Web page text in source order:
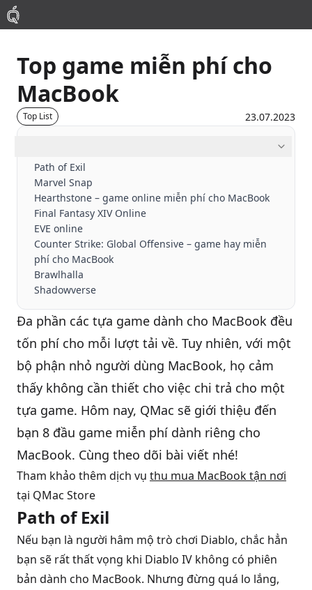
Mac
MacBook Pro
Phụ Kiện
Thu Mua
Sửa Chữa
Thay Linh Kiện
QBlog
Top game miễn phí cho
MacBook
Top List 23.07.2023
Path of Exil
Marvel Snap
Hearthstone – game online miễn phí cho MacBook
Final Fantasy XIV Online
EVE online
Counter Strike: Global Offensive – game hay miễn
phí cho MacBook
Brawlhalla
Shadowverse
Đa phần các tựa game dành cho MacBook đều
tốn phí cho mỗi lượt tải về. Tuy nhiên, với một
bộ phận nhỏ người dùng MacBook, họ cảm
thấy không cần thiết cho việc chi trả cho một
tựa game. Hôm nay, QMac sẽ giới thiệu đến
bạn 8 đầu game miễn phí dành riêng cho
MacBook. Cùng theo dõi bài viết nhé!
Tham khảo thêm dịch vụ thu mua MacBook tận nơi
tại QMac Store
Path of Exil
Nếu bạn là người hâm mộ trò chơi Diablo, chắc hẳn
bạn sẽ rất thất vọng khi Diablo IV không có phiên
bản dành cho MacBook. Nhưng đừng quá lo lắng,